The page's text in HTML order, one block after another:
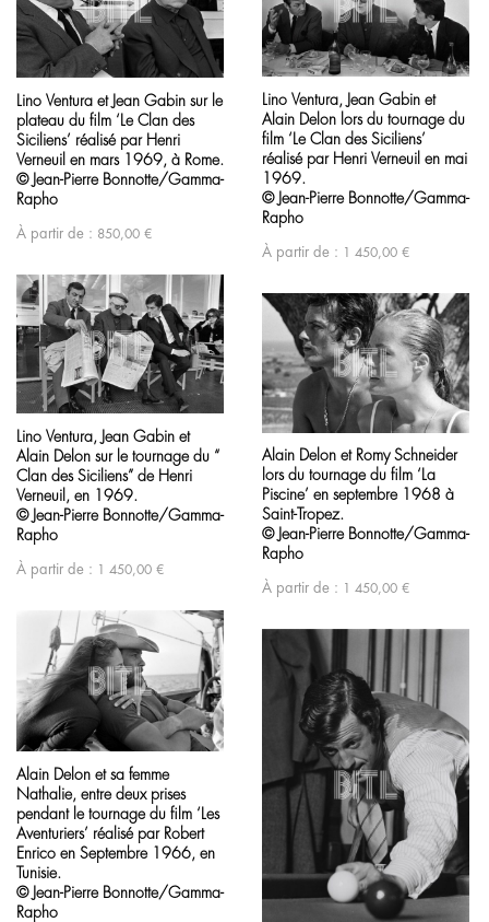
Lino Ventura, Jean Gabin et
Alain Delon lors du tournage du
film ‘Le Clan des Siciliens’
réalisé par Henri Verneuil en mai
1969.
© Jean-Pierre Bonnotte/Gamma-
Rapho
À partir de : 1 450,00 €
Lino Ventura et Jean Gabin sur le
plateau du film ‘Le Clan des
Siciliens’ réalisé par Henri
Verneuil en mars 1969, à Rome.
© Jean-Pierre Bonnotte/Gamma-
Rapho
À partir de : 850,00 €
Lino Ventura, Jean Gabin et
Alain Delon sur le tournage du “
Clan des Siciliens” de Henri
Verneuil, en 1969.
© Jean-Pierre Bonnotte/Gamma-
Rapho
À partir de : 1 450,00 €
Alain Delon et Romy Schneider
lors du tournage du film ‘La
Piscine’ en septembre 1968 à
Saint-Tropez.
© Jean-Pierre Bonnotte/Gamma-
Rapho
À partir de : 1 450,00 €
Alain Delon et sa femme
Nathalie, entre deux prises
pendant le tournage du film ‘Les
Aventuriers’ réalisé par Robert
Enrico en Septembre 1966, en
Tunisie.
© Jean-Pierre Bonnotte/Gamma-
Rapho